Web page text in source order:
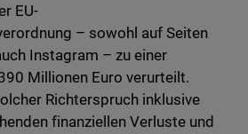
EU-
– sowohl auf Seiten
Instagram – zu einer
Millionen Euro verurteilt.
Richterspruch inklusive
finanziellen Verluste und